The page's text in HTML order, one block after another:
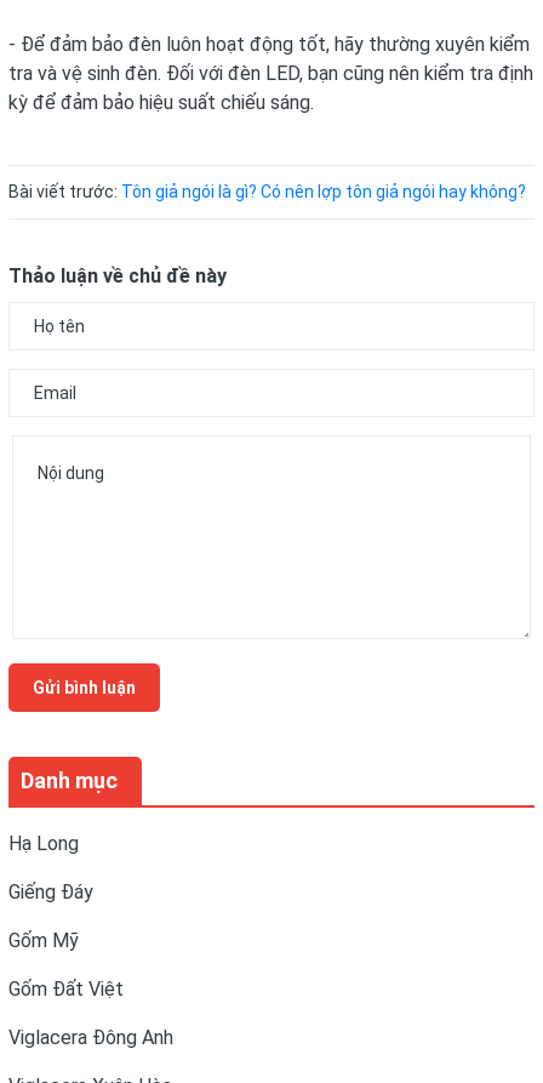
Danh mục
Hạ Long
Giếng Đáy
Gốm Mỹ
Gốm Đất Việt
Viglacera Đông Anh
- Để đảm bảo đèn luôn hoạt động tốt, hãy thường xuyên kiểm
tra và vệ sinh đèn. Đối với đèn LED, bạn cũng nên kiểm tra định
kỳ để đảm bảo hiệu suất chiếu sáng.
Bài viết trước: Tôn giả ngói là gì? Có nên lợp tôn giả ngói hay không?
Thảo luận về chủ đề này
Gửi bình luận